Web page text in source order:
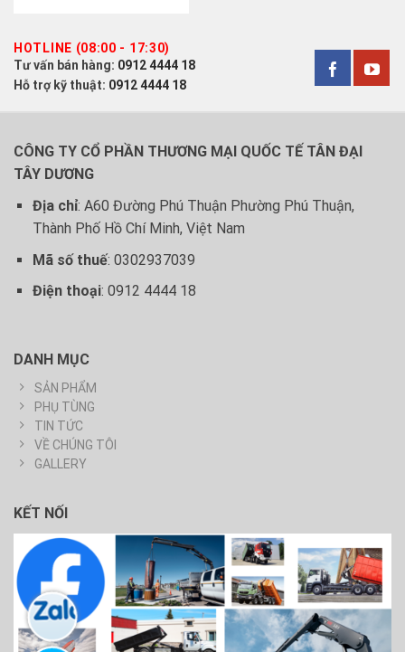
HOTLINE (08:00 - 17:30)
Tư vấn bán hàng: 0912 4444 18
Hỗ trợ kỹ thuật: 0912 4444 18
CÔNG TY CỔ PHẦN THƯƠNG MẠI QUỐC TẾ TÂN ĐẠI
TÂY DƯƠNG
Địa chỉ: A60 Đường Phú Thuận Phường Phú Thuận,
Thành Phố Hồ Chí Minh, Việt Nam
Mã số thuế: 0302937039
Điện thoại: 0912 4444 18
DANH MỤC
SẢN PHẨM
PHỤ TÙNG
TIN TỨC
VỀ CHÚNG TÔI
GALLERY
KẾT NỐI